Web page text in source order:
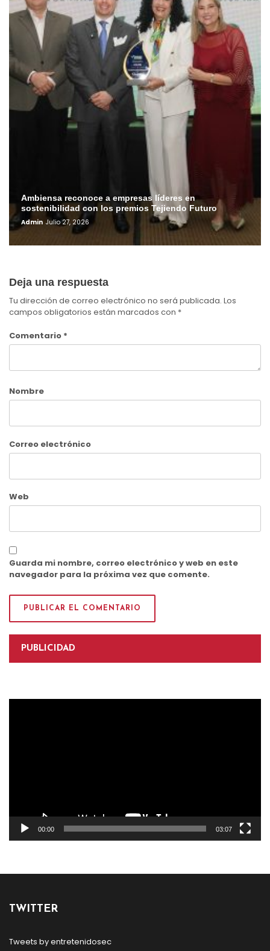
Ambiensa reconoce a empresas líderes en
sostenibilidad con los premios Tejiendo Futuro
Admin Julio 27, 2026
Deja una respuesta
Tu dirección de correo electrónico no será publicada. Los
campos obligatorios están marcados con *
Comentario *
Nombre
Correo electrónico
Web
Guarda mi nombre, correo electrónico y web en este
navegador para la próxima vez que comente.
PUBLICIDAD
00:00 03:07
TWITTER
Tweets by entretenidosec